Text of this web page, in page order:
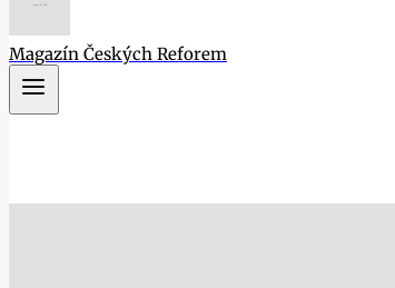
Magazín Českých Reforem